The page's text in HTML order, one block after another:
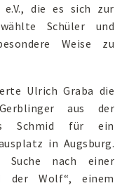
e.V., die es sich zur
Schüler und
Weise zu
Ulrich Graba die
aus der
Schmid für ein
in Augsburg.
nach einer
der Wolf“, einem